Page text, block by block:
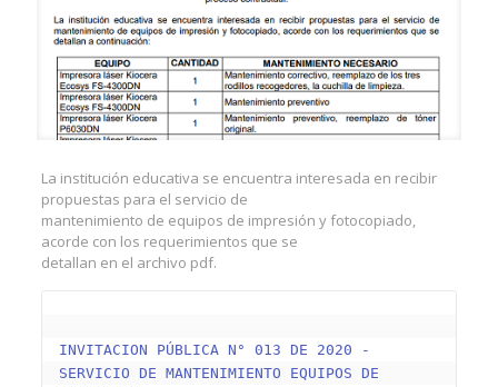
La institución educativa se encuentra interesada en recibir
propuestas para el servicio de
mantenimiento de equipos de impresión y fotocopiado,
acorde con los requerimientos que se
detallan en el archivo pdf.
INVITACION PÚBLICA N° 013 DE 2020 -
SERVICIO DE MANTENIMIENTO EQUIPOS DE